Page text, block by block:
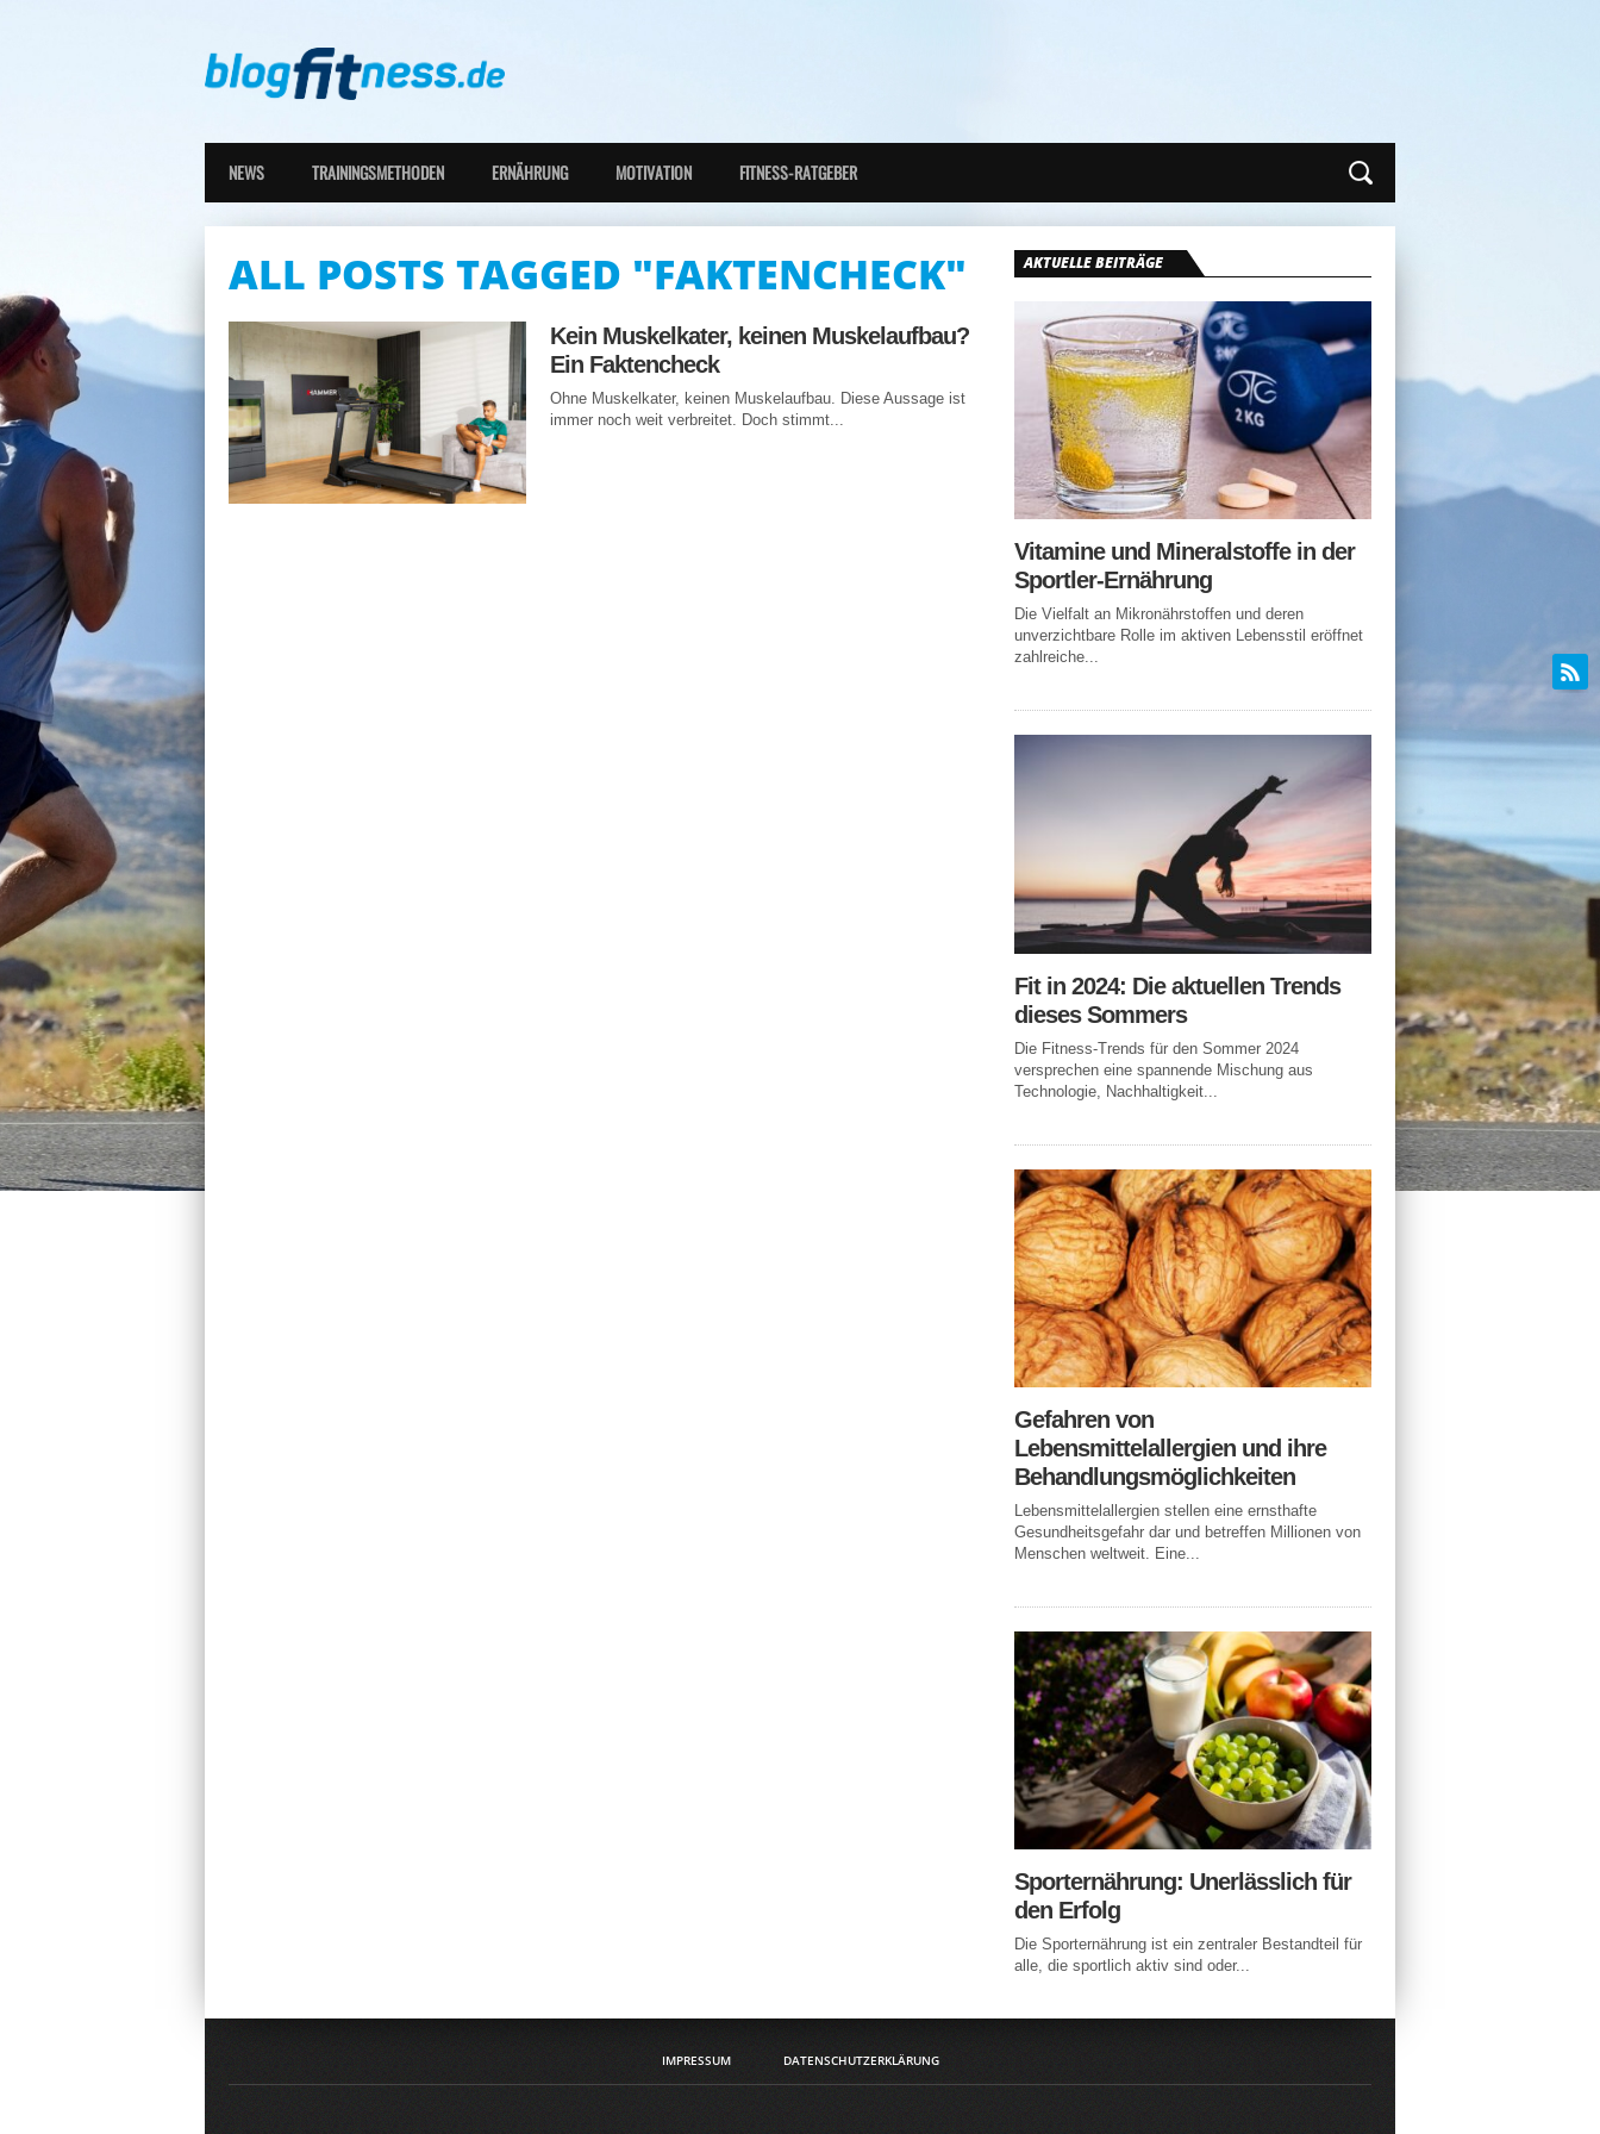
NEWS TRAININGSMETHODEN ERNÄHRUNG MOTIVATION FITNESS-RATGEBER
ALL POSTS TAGGED "FAKTENCHECK"
Kein Muskelkater, keinen Muskelaufbau?
Ein Faktencheck
Ohne Muskelkater, keinen Muskelaufbau. Diese Aussage ist
immer noch weit verbreitet. Doch stimmt...
AKTUELLE BEITRÄGE
Vitamine und Mineralstoffe in der
Sportler-Ernährung
Die Vielfalt an Mikronährstoffen und deren
unverzichtbare Rolle im aktiven Lebensstil eröffnet
zahlreiche...
Fit in 2024: Die aktuellen Trends
dieses Sommers
Die Fitness-Trends für den Sommer 2024
versprechen eine spannende Mischung aus
Technologie, Nachhaltigkeit...
Gefahren von
Lebensmittelallergien und ihre
Behandlungsmöglichkeiten
Lebensmittelallergien stellen eine ernsthafte
Gesundheitsgefahr dar und betreffen Millionen von
Menschen weltweit. Eine...
Sporternährung: Unerlässlich für
den Erfolg
Die Sporternährung ist ein zentraler Bestandteil für
alle, die sportlich aktiv sind oder...
IMPRESSUM DATENSCHUTZERKLÄRUNG